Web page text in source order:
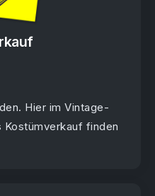
Hier im Vintage-
Kostümverkauf finden